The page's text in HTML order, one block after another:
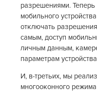
разрешениями. Теперь
мобильного
отключать
самым, доступ
личным данным,
параметрам
И, в-третьих, мы
многооконного